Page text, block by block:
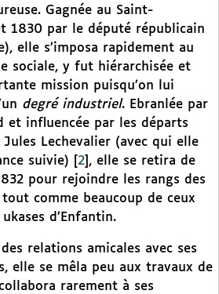
Gagnée au Saint-
1830 par le député républicain
elle s’imposa rapidement au
sociale, y fut hiérarchisée et
mission puisqu’on lui
degré industriel. Ebranlée par
et influencée par les départs
Jules Lechevalier (avec qui elle
suivie)
2 , elle se retira de
pour rejoindre les rangs des
comme beaucoup de ceux
d’Enfantin.
relations amicales avec ses
elle se mêla peu aux travaux de
rarement à ses